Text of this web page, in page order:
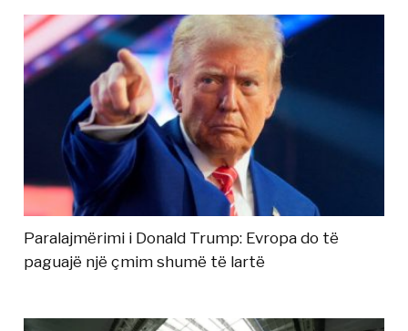
Paralajmërimi i Donald Trump: Evropa do të
paguajë një çmim shumë të lartë